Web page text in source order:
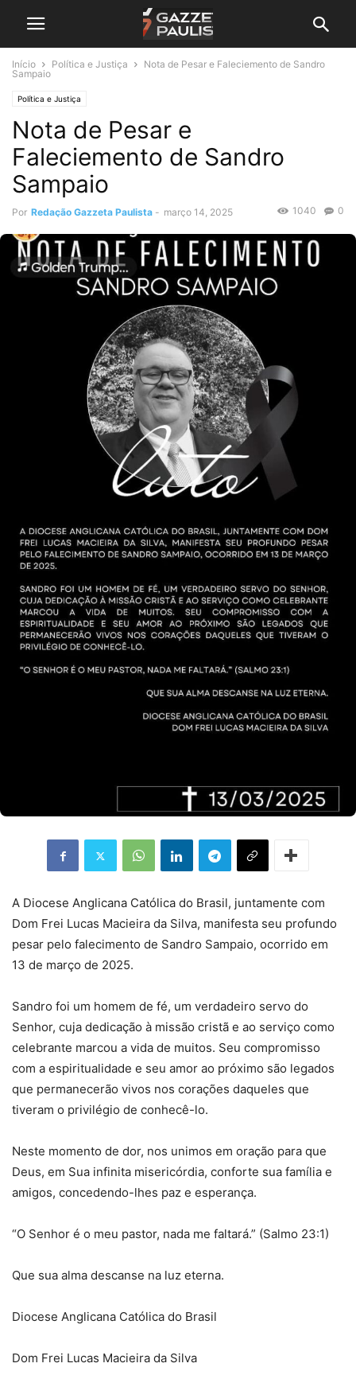
Início Política e Justiça
Nota de Pesar e Faleciemento de Sandro
Sampaio
Política e Justiça
Nota de Pesar e
Faleciemento de Sandro
Sampaio
Por Redação Gazzeta Paulista - março 14, 2025 0
1040
A Diocese Anglicana Católica do Brasil, juntamente com
Dom Frei Lucas Macieira da Silva, manifesta seu profundo
pesar pelo falecimento de Sandro Sampaio, ocorrido em
13 de março de 2025.
Sandro foi um homem de fé, um verdadeiro servo do
Senhor, cuja dedicação à missão cristã e ao serviço como
celebrante marcou a vida de muitos. Seu compromisso
com a espiritualidade e seu amor ao próximo são legados
que permanecerão vivos nos corações daqueles que
tiveram o privilégio de conhecê-lo.
Neste momento de dor, nos unimos em oração para que
Deus, em Sua infinita misericórdia, conforte sua família e
amigos, concedendo-lhes paz e esperança.
“O Senhor é o meu pastor, nada me faltará.” (Salmo 23:1)
Que sua alma descanse na luz eterna.
Diocese Anglicana Católica do Brasil
Dom Frei Lucas Macieira da Silva